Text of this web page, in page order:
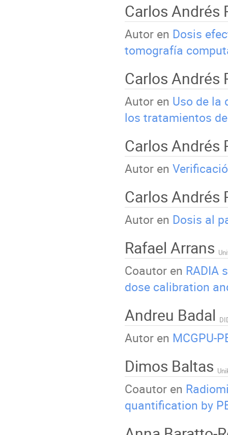
Carlos Andrés
Autor en Dosis
tomografía
Carlos Andrés
Autor en Uso de la
los tratamientos
Carlos Andrés
Autor en
Carlos Andrés
Autor en Dosis al
Rafael Arrans
Coautor en RADIA
dose calibration
Andreu Badal
Autor en MCGPU-
Dimos Baltas
Coautor en
quantification by